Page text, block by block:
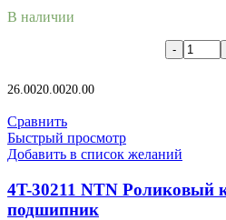
В наличии
26.0020.0020.00
Сравнить
Быстрый просмотр
Добавить в список желаний
4T-30211 NTN Роликовый
подшипник